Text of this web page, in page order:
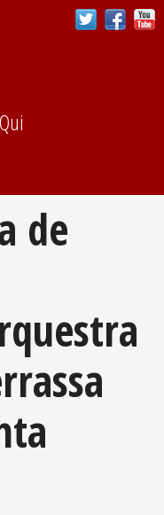
Qui
de